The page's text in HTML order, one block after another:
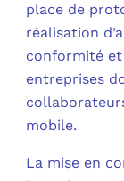
place de
réalisation
conformité et
entreprises
mobile.
La mise en